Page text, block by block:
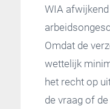
WIA afwijkend
Omdat de
wettelijk
het recht op
de vraag of